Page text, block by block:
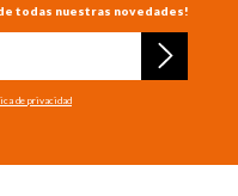
todas nuestras novedades!
de privacidad